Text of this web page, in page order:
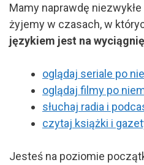
Mamy naprawdę
żyjemy w czasach, w
językiem jest na
oglądaj seriale po
oglądaj filmy po
słuchaj radia i
czytaj książki i
Jesteś na poziomie